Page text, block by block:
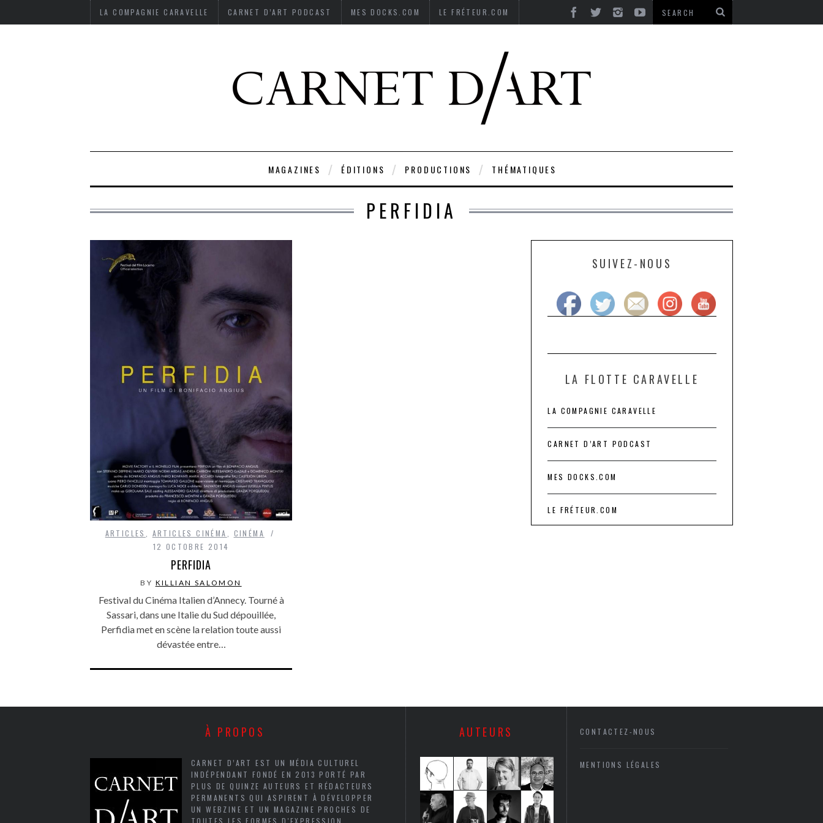
LA COMPAGNIE CARAVELLE CARNET D’ART PODCAST MES DOCKS.COM LE FRÉTEUR.COM
MAGAZINES ÉDITIONS PRODUCTIONS THÉMATIQUES
PERFIDIA
ARTICLES ARTICLES CINÉMA
CINÉMA
12 OCTOBRE 2014
PERFIDIA
BY KILLIAN SALOMON
Festival du Cinéma Italien d’Annecy. Tourné à
Sassari, dans une Italie du Sud dépouillée,
Perfidia met en scène la relation toute aussi
dévastée entre…
SUIVEZ-NOUS
LA FLOTTE CARAVELLE
LA COMPAGNIE CARAVELLE
CARNET D’ART PODCAST
MES DOCKS.COM
LE FRÉTEUR.COM
À PROPOS
CARNET D’ART EST UN MÉDIA CULTUREL
INDÉPENDANT FONDÉ EN 2013 PORTÉ PAR
PLUS DE QUINZE AUTEURS ET RÉDACTEURS
PERMANENTS QUI ASPIRENT À DÉVELOPPER
UN WEBZINE ET UN MAGAZINE PROCHES DE
AUTEURS CONTACTEZ-NOUS
MENTIONS LÉGALES